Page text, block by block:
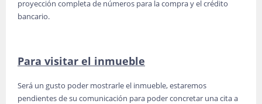
proyección completa de números para la compra y el crédito
bancario.
Para visitar el inmueble
Será un gusto poder mostrarle el inmueble, estaremos
pendientes de su comunicación para poder concretar una cita a